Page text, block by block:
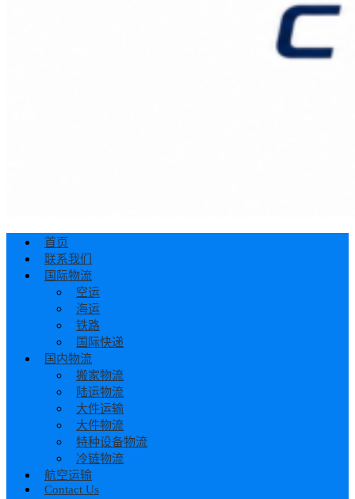
首页
联系我们
国际物流
空运
海运
铁路
国际快递
国内物流
搬家物流
陆运物流
大件运输
大件物流
特种设备物流
冷链物流
航空运输
Contact Us